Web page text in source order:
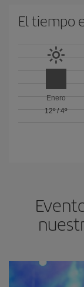
El tiempo
Enero
12º/4º